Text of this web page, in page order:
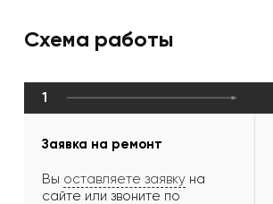
Схема работы
1
Заявка на ремонт
Вы оставляете заявку на
сайте или звоните по